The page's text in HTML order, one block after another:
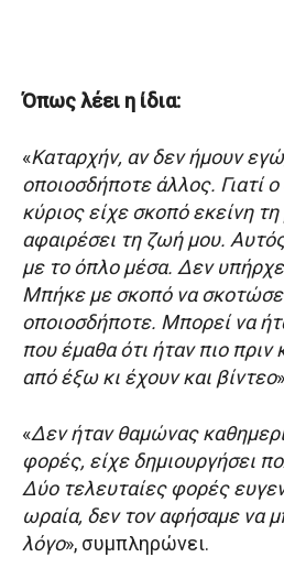
Όπως λέει η ίδια:
«Καταρχήν, αν δεν ήμουν
οποιοσδήποτε άλλος. Γιατί
κύριος είχε σκοπό εκείνη
αφαιρέσει τη ζωή μου.
με το όπλο μέσα. Δεν
Μπήκε με σκοπό να
οποιοσδήποτε. Μπορεί να
που έμαθα ότι ήταν πιο
από έξω κι έχουν και βίντεο
«Δεν ήταν θαμώνας
φορές, είχε δημιουργήσει
Δύο τελευταίες φορές
ωραία, δεν τον αφήσαμε να
λόγο», συμπληρώνει.